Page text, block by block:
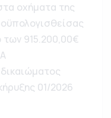
οχήματα της
915.200,00€
01/2026